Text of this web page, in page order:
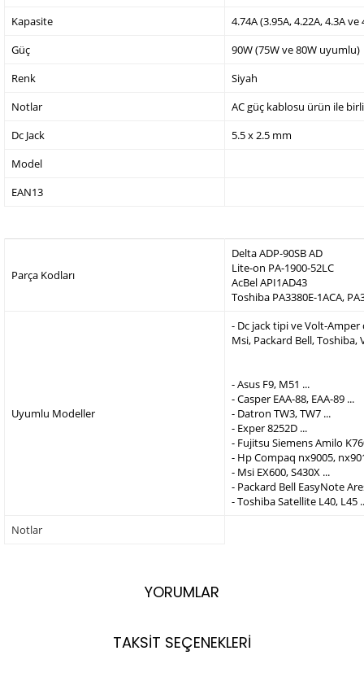
Kapasite
4.74A (3.95A, 4.22A, 4.3A
Güç
90W (75W ve 80W uyumlu)
Renk
Siyah
Notlar
AC güç kablosu ürün ile
Dc Jack
5.5 x 2.5 mm
Model
EAN13
Parça Kodları
Delta ADP-90SB AD
Lite-on PA-1900-52LC
AcBel API1AD43
Toshiba PA3380E-1ACA,
Uyumlu Modeller
- Dc jack tipi ve Volt-
Msi, Packard Bell,
- Asus F9, M51 ...
- Casper EAA-88, EAA-89 ...
- Datron TW3, TW7 ...
- Exper 8252D ...
- Fujitsu Siemens Amilo
- Hp Compaq nx9005,
- Msi EX600, S430X ...
- Packard Bell EasyNote
- Toshiba Satellite L40, L45
Notlar
YORUMLAR
TAKSİT SEÇENEKLERİ